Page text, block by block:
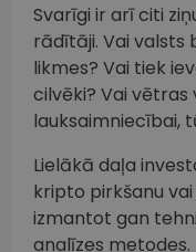
Svarīgi ir arī citi
rādītāji. Vai valsts
likmes? Vai tiek
cilvēki? Vai vētras
lauksaimniecībai,
Lielākā daļa
kripto pirkšanu
izmantot gan
analīzes metodes.